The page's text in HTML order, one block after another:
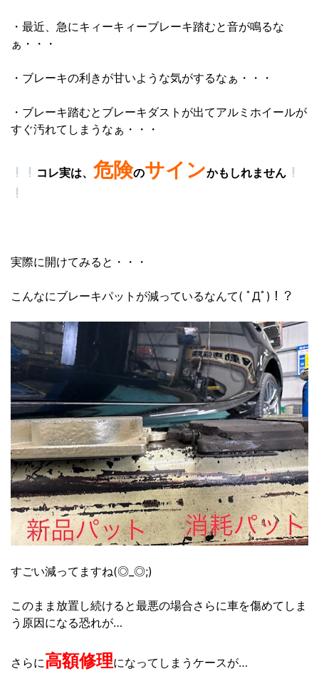
・最近、急にキィーキィーブレーキ踏むと音が鳴るな
ぁ・・・
・ブレーキの利きが甘いような気がするなぁ・・・
・ブレーキ踏むとブレーキダストが出てアルミホイールが
すぐ汚れてしまうなぁ・・・
コレ実は、危険のサインかもしれません
実際に開けてみると・・・
こんなにブレーキパットが減っているなんて( ﾟДﾟ)！？
すごい減ってますね(◎_◎;)
このまま放置し続けると最悪の場合さらに車を傷めてしま
う原因になる恐れが…
さらに高額修理になってしまうケースが…